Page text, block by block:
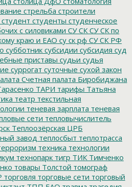
стрельба строители
студент студенты студенческое
с силовиками СУ СК СУ СК по
краю и ЕАО су ск рф СУ СК РФ
субботник субсидии субсидия суд
приставы судьи судья
суррогат суточные сухой закон
Счетная палата Биробиджана
ТАРИ тарифы Татьяна
театр текстильная
теневая зарплата теневая
сети тепловычислитель
Теплоозёрская ЦРБ
завод теплосбыт теплотрасса
техника технологии
технопарк тигр ТИК Тимченко
товары Толстой томограф
торговля торговые сети торговый